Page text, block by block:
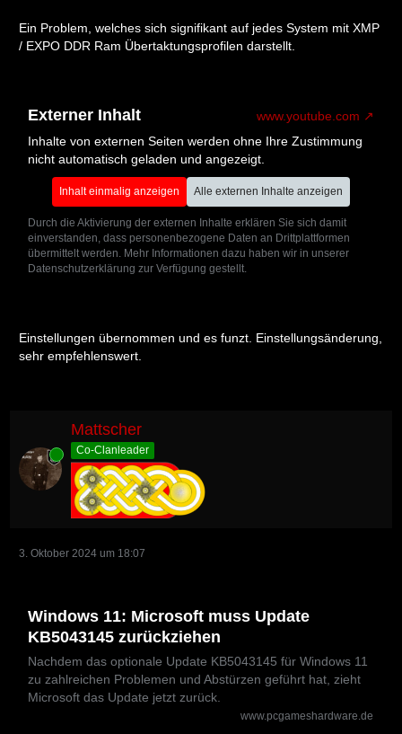
Ein Problem, welches sich signifikant auf jedes System mit XMP
/ EXPO DDR Ram Übertaktungsprofilen darstellt.
Externer Inhalt
www.youtube.com
Inhalte von externen Seiten werden ohne Ihre Zustimmung
nicht automatisch geladen und angezeigt.
Inhalt einmalig anzeigen Alle externen Inhalte anzeigen
Durch die Aktivierung der externen Inhalte erklären Sie sich damit
einverstanden, dass personenbezogene Daten an Drittplattformen
übermittelt werden. Mehr Informationen dazu haben wir in unserer
Datenschutzerklärung zur Verfügung gestellt.
Einstellungen übernommen und es funzt. Einstellungsänderung,
sehr empfehlenswert.
Online
Mattscher
Co-Clanleader
3. Oktober 2024 um 18:07
Windows 11: Microsoft muss Update
KB5043145 zurückziehen
Nachdem das optionale Update KB5043145 für Windows 11
zu zahlreichen Problemen und Abstürzen geführt hat, zieht
Microsoft das Update jetzt zurück.
www.pcgameshardware.de